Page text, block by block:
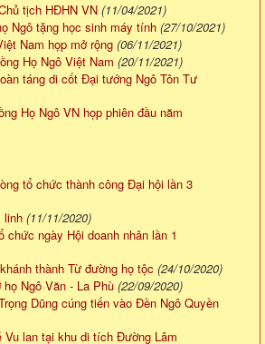
tịch HĐHN VN (11/04/2021)
Ngô tặng học sinh máy tính (27/10/2021)
Nam họp mở rộng (06/11/2021)
Họ Ngô Việt Nam (20/11/2021)
táng di cốt Đại tướng Ngô Tôn Tư
Họ Ngô VN họp phiên đầu năm
tổ chức thành công Đại hội lần 3
linh (11/11/2020)
chức ngày Hội doanh nhân lần 1
thành Từ đường họ tộc (24/10/2020)
Ngô Văn - La Phù (22/09/2020)
Dũng cúng tiến vào Đền Ngô Quyền
Vu lan tại khu di tích Đường Lâm